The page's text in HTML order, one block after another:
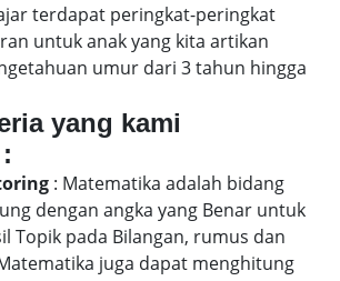
terdapat peringkat-peringkat
untuk anak yang kita artikan
umur dari 3 tahun hingga
yang kami
: Matematika adalah bidang
dengan angka yang Benar untuk
Topik pada Bilangan, rumus dan
juga dapat menghitung